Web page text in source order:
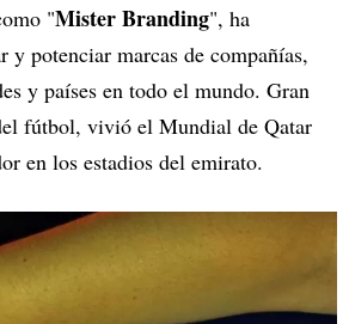
"Mister Branding", ha
y potenciar marcas de compañías,
y países en todo el mundo. Gran
fútbol, vivió el Mundial de Qatar
en los estadios del emirato.